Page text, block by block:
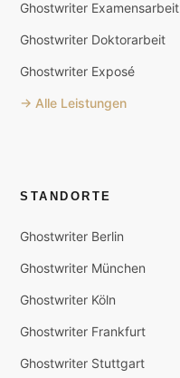
Ghostwriter Examensarbeit
Ghostwriter Doktorarbeit
Ghostwriter Exposé
→ Alle Leistungen
STANDORTE
Ghostwriter Berlin
Ghostwriter München
Ghostwriter Köln
Ghostwriter Frankfurt
Ghostwriter Stuttgart